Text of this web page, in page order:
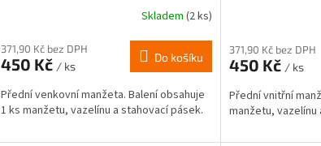
Skladem (2 ks)
371,90 Kč bez DPH
450 Kč / ks
Do košíku
Přední venkovní manžeta. Balení obsahuje
1 ks manžetu, vazelínu a stahovací pásek.
371,90 Kč bez DPH
450 Kč / ks
Přední vnitřní
manžetu, vazelínu